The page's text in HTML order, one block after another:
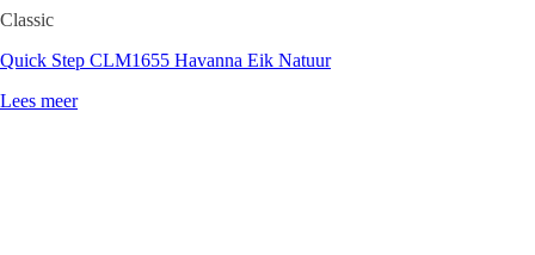
Classic
Quick Step CLM1655 Havanna Eik Natuur
Lees meer